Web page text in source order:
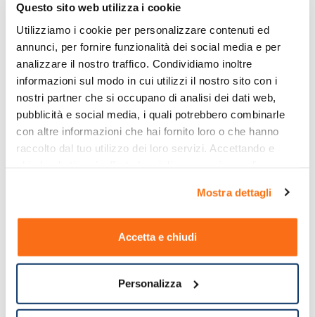
Questo sito web utilizza i cookie
Utilizziamo i cookie per personalizzare contenuti ed
annunci, per fornire funzionalità dei social media e per
analizzare il nostro traffico. Condividiamo inoltre
informazioni sul modo in cui utilizzi il nostro sito con i
nostri partner che si occupano di analisi dei dati web,
pubblicità e social media, i quali potrebbero combinarle
con altre informazioni che hai fornito loro o che hanno
raccolto dal tuo utilizzo dei loro servizi. Accettando e
Mostra dettagli
Accetta e chiudi
Personalizza
Informazioni di sicurezza
Informazioni aggiuntive
Tracciamento Spedizioni
In tempo reale
Ordine minimo 29.90€ salvo promo
Usiamo i metodi più sicuri
lun-ven 8:30-13:30 / 14:30-17:30